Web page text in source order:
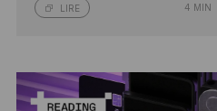
LIRE 4 MIN